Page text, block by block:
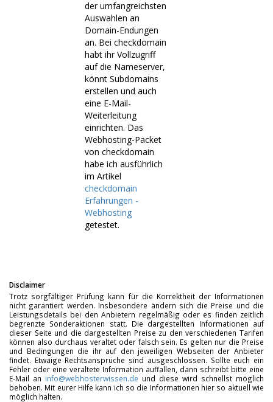
der umfangreichsten
Auswahlen an
Domain-Endungen
an. Bei checkdomain
habt ihr Vollzugriff
auf die Nameserver,
könnt Subdomains
erstellen und auch
eine E-Mail-
Weiterleitung
einrichten. Das
Webhosting-Packet
von checkdomain
habe ich ausführlich
im Artikel
checkdomain
Erfahrungen -
Webhosting
getestet.
Disclaimer
Trotz sorgfältiger Prüfung kann für die Korrektheit der Informationen
nicht garantiert werden. Insbesondere ändern sich die Preise und die
Leistungsdetails bei den Anbietern regelmäßig oder es finden zeitlich
begrenzte Sonderaktionen statt. Die dargestellten Informationen auf
dieser Seite und die dargestellten Preise zu den verschiedenen Tarifen
können also durchaus veraltet oder falsch sein. Es gelten nur die Preise
und Bedingungen die ihr auf den jeweiligen Webseiten der Anbieter
findet. Etwaige Rechtsansprüche sind ausgeschlossen. Sollte euch ein
Fehler oder eine veraltete Information auffallen, dann schreibt bitte eine
E-Mail an info@webhosterwissen.de und diese wird schnellst möglich
behoben. Mit eurer Hilfe kann ich so die Informationen hier so aktuell wie
möglich halten.